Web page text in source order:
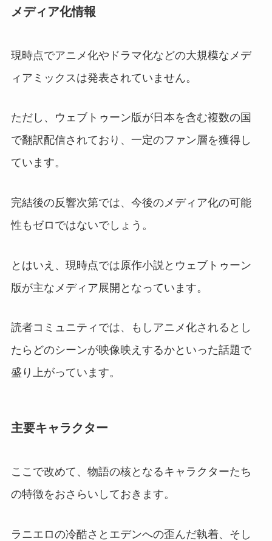
メディア化情報
現時点でアニメ化やドラマ化などの大規模なメデ
ィアミックスは発表されていません。
ただし、ウェブトゥーン版が日本を含む複数の国
で翻訳配信されており、一定のファン層を獲得し
ています。
完結後の反響次第では、今後のメディア化の可能
性もゼロではないでしょう。
とはいえ、現時点では原作小説とウェブトゥーン
版が主なメディア展開となっています。
読者コミュニティでは、もしアニメ化されるとし
たらどのシーンが映像映えするかといった話題で
盛り上がっています。
主要キャラクター
ここで改めて、物語の核となるキャラクターたち
の特徴をおさらいしておきます。
ラニエロの冷酷さとエデンへの歪んだ執着、そし